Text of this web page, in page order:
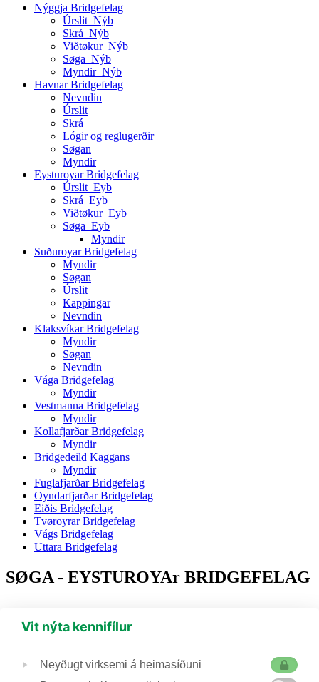
Nýggja Bridgefelag
Úrslit_Nýb
Skrá_Nýb
Viðtøkur_Nýb
Søga_Nýb
Myndir_Nýb
Havnar Bridgefelag
Nevndin
Úrslit
Skrá
Lógir og reglugerðir
Søgan
Myndir
Eysturoyar Bridgefelag
Úrslit_Eyb
Skrá_Eyb
Viðtøkur_Eyb
Søga_Eyb
Myndir
Suðuroyar Bridgefelag
Myndir
Søgan
Úrslit
Kappingar
Nevndin
Klaksvíkar Bridgefelag
Myndir
Søgan
Nevndin
Vága Bridgefelag
Myndir
Vestmanna Bridgefelag
Myndir
Kollafjarðar Bridgefelag
Myndir
Bridgedeild Kaggans
Myndir
Fuglafjarðar Bridgefelag
Oyndarfjarðar Bridgefelag
Eiðis Bridgefelag
Tvøroyrar Bridgefelag
Vágs Bridgefelag
Uttara Bridgefelag
SØGA - EYSTUROYAr BRIDGEFELAG
(+298) 230 435
bridge@bridge.fo
Hoydalsvegur 21, 100 Tórshavn, Postboks 1138,
Vit nýta kennifílur
Neyðugt virksemi á heimasíðuni